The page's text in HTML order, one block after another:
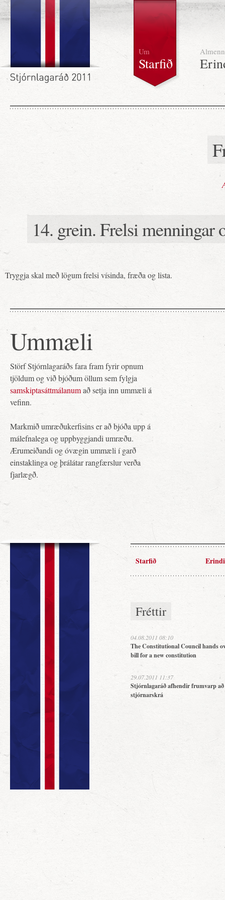
Um
Starfið
Almenn
14. grein. Frelsi menningar
Tryggja skal með lögum frelsi vísinda, fræða og lista.
Ummæli
Störf Stjórnlagaráðs fara fram fyrir opnum
tjöldum og við bjóðum öllum sem fylgja
samskiptasáttmálanumað setja inn ummæli á
vefinn.
Markmið umræðukerfisins er að bjóða upp á
málefnalega og uppbyggjandi umræðu.
Ærumeiðandi og óvægin ummæli í garð
einstaklinga og þrálátar rangfærslur verða
fjarlægð.
Starfið Erindi
Fréttir
04.08.2011 08:10
The Constitutional Council hands
bill for a new constitution
29.07.2011 11:37
Stjórnlagaráð afhendir frumvarp
stjórnarskrá